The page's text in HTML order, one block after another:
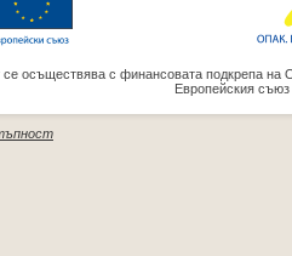
се осъществява с финансовата подкрепа на
Европейския